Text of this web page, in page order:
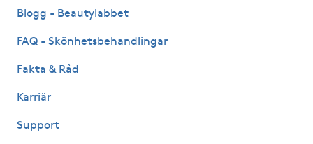
Hudföryngring
Hudvård
Hyaluronsyra
Blogg - Beautylabbet
FAQ - Skönhetsbehandlingar
Fakta & Råd
Karriär
Support